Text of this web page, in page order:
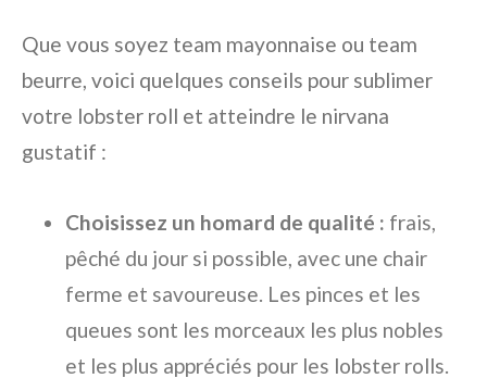
Que vous soyez team mayonnaise ou team
beurre, voici quelques conseils pour sublimer
votre lobster roll et atteindre le nirvana
gustatif :
Choisissez un homard de qualité : frais,
pêché du jour si possible, avec une chair
ferme et savoureuse. Les pinces et les
queues sont les morceaux les plus nobles
et les plus appréciés pour les lobster rolls.